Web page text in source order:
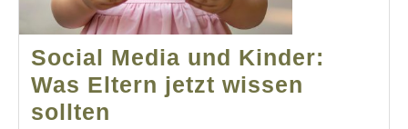
Social Media und Kinder:
Was Eltern jetzt wissen
sollten